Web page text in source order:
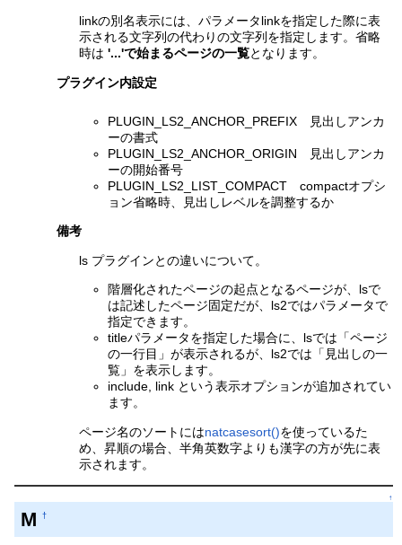
linkの別名表示には、パラメータlinkを指定した際に表
示される文字列の代わりの文字列を指定します。省略
時は '...'で始まるページの一覧となります。
プラグイン内設定
PLUGIN_LS2_ANCHOR_PREFIX 見出しアンカ
ーの書式
PLUGIN_LS2_ANCHOR_ORIGIN 見出しアンカ
ーの開始番号
PLUGIN_LS2_LIST_COMPACT compactオプシ
ョン省略時、見出しレベルを調整するか
備考
ls プラグインとの違いについて。
階層化されたページの起点となるページが、lsで
は記述したページ固定だが、ls2ではパラメータで
指定できます。
titleパラメータを指定した場合に、lsでは「ページ
の一行目」が表示されるが、ls2では「見出しの一
覧」を表示します。
include, link という表示オプションが追加されてい
ます。
ページ名のソートにはnatcasesort()を使っているた
め、昇順の場合、半角英数字よりも漢字の方が先に表
示されます。
↑
M †